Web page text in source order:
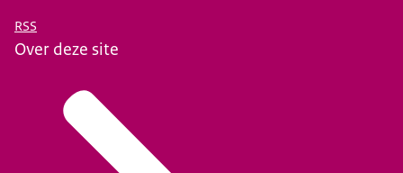
RSS
Over deze site